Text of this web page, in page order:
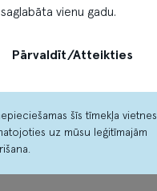
vienu gadu.
Pārvaldīt/Atteikties
šīs tīmekļa vietnes
uz mūsu leģitīmajām